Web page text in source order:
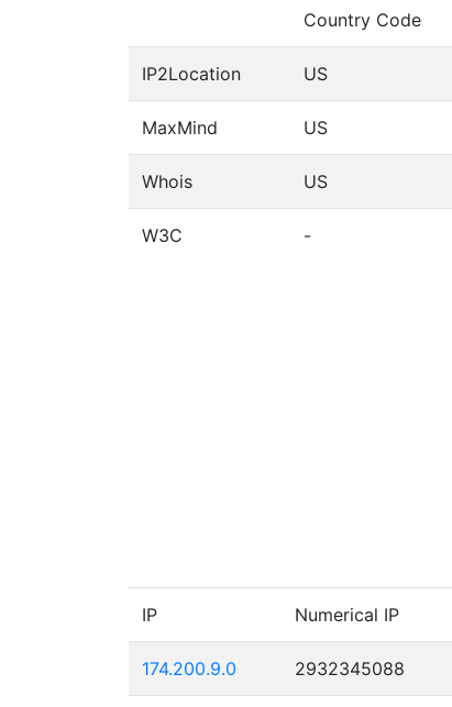
Country Code
IP2Location US
MaxMind US
Whois US
W3C -
IP Numerical IP
174.200.9.0 2932345088